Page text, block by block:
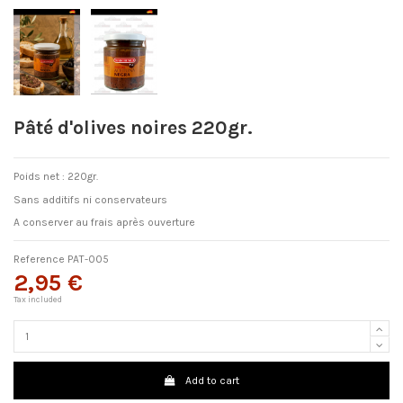
Pâté d'olives noires 220gr.
Poids net : 220gr.
Sans additifs ni conservateurs
A conserver au frais après ouverture
Reference PAT-005
2,95 €
Tax included
Add to cart